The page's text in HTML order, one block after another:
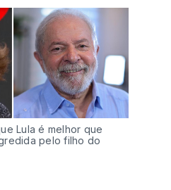
Lula é melhor que
pelo filho do